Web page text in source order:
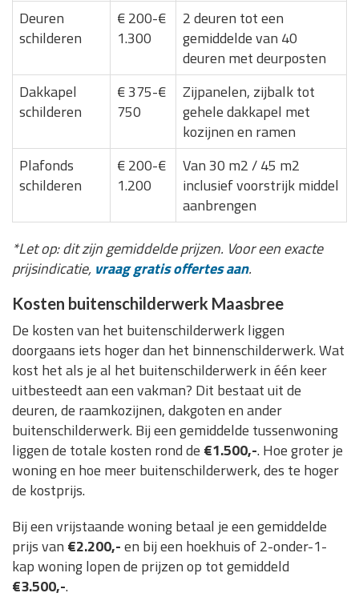
Deuren
schilderen
€ 200-€
1.300
2 deuren tot een
gemiddelde van 40
deuren met deurposten
Dakkapel
schilderen
€ 375-€
750
Zijpanelen, zijbalk tot
gehele dakkapel met
kozijnen en ramen
Plafonds
schilderen
€ 200-€
1.200
Van 30 m2 / 45 m2
inclusief voorstrijk middel
aanbrengen
*Let op: dit zijn gemiddelde prijzen. Voor een exacte
prijsindicatie, vraag gratis offertes aan.
Kosten buitenschilderwerk Maasbree
De kosten van het buitenschilderwerk liggen
doorgaans iets hoger dan het binnenschilderwerk. Wat
kost het als je al het buitenschilderwerk in één keer
uitbesteedt aan een vakman? Dit bestaat uit de
deuren, de raamkozijnen, dakgoten en ander
buitenschilderwerk. Bij een gemiddelde tussenwoning
liggen de totale kosten rond de €1.500,-. Hoe groter je
woning en hoe meer buitenschilderwerk, des te hoger
de kostprijs.
Bij een vrijstaande woning betaal je een gemiddelde
prijs van €2.200,-en bij een hoekhuis of 2-onder-1-
kap woning lopen de prijzen op tot gemiddeld
€3.500,-.